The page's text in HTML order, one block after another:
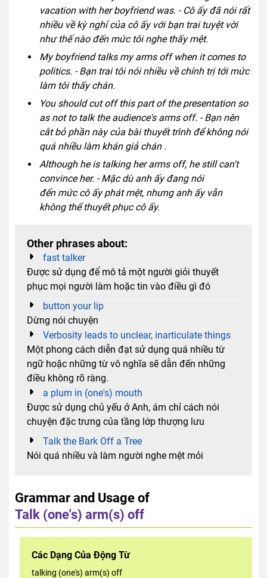
vacation with her boyfriend was. - Cô ấy đã nói rất
nhiều về kỳ nghỉ của cô ấy với bạn trai tuyệt vời
như thế nào đến mức tôi nghe thấy mệt.
My boyfriend talks my arms off when it comes to
politics. - Bạn trai tôi nói nhiều về chính trị tới mức
làm tôi thấy chán.
You should cut off this part of the presentation so
as not to talk the audience's arms off. - Bạn nên
cắt bỏ phần này của bài thuyết trình để không nói
quá nhiều làm khán giả chán .
Although he is talking her arms off, he still can't
convince her. - Mặc dù anh ấy đang nói
đến mức cô ấy phát mệt, nhưng anh ấy vẫn
không thể thuyết phục cô ấy.
Other phrases about:
fast talker
Được sử dụng để mô tả một người giỏi thuyết
phục mọi người làm hoặc tin vào điều gì đó
button your lip
Dừng nói chuyện
Verbosity leads to unclear, inarticulate things
Một phong cách diễn đạt sử dụng quá nhiều từ
ngữ hoặc những từ vô nghĩa sẽ dẫn đến những
điều không rõ ràng.
a plum in (one's) mouth
Được sử dụng chủ yếu ở Anh, ám chỉ cách nói
chuyện đặc trưng của tầng lớp thượng lưu
Talk the Bark Off a Tree
Nói quá nhiều và làm người nghe mệt mỏi
Grammar and Usage of
Talk (one's) arm(s) off
Các Dạng Của Động Từ
talking (one's) arm(s) off